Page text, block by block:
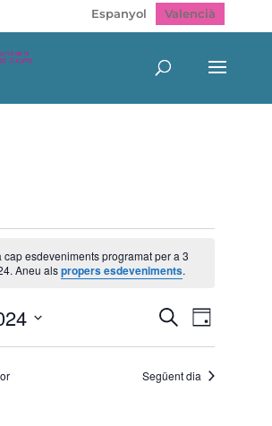
Espanyol Valencià
cap esdeveniments programat per a 3
Aneu alspropers esdeveniments.
Navegació
visual
i
cerca
Cerca
de
Dia
Següent dia